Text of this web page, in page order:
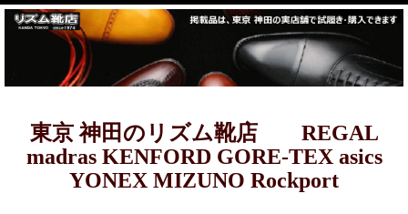
東京 神田のリズム靴店 REGAL
madras KENFORD GORE-TEX asics
YONEX MIZUNO Rockport